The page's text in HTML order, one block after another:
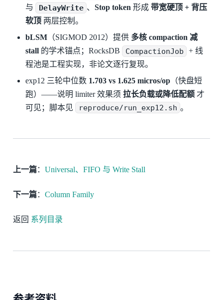
与
DelayWrite 、 Stop token形成 带宽硬顶 + 背压
软顶 两层控制。
bLSM （SIGMOD 2012）提供 多核 compaction 减
stall 的学术锚点；RocksDB CompactionJob
+ 线
程池是工程实现，非论文逐行复现。
exp12 三轮中位数 1.703 vs 1.625 micros/op （快盘短
跑）——说明 limiter 效果须拉长负载或降低配额 才
可见；脚本见
reproduce/run_exp12.sh 。
上一篇： Universal、FIFO 与 Write Stall
下一篇： Column Family
返回 系列目录